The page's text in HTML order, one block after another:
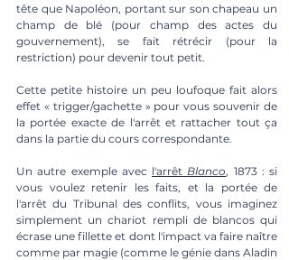
tête que Napoléon, portant sur son chapeau un
champ de blé (pour champ des actes du
gouvernement), se fait rétrécir (pour la
restriction) pour devenir tout petit.
Cette petite histoire un peu loufoque fait alors
effet « trigger/gachette » pour vous souvenir de
la portée exacte de l'arrêt et rattacher tout ça
dans la partie du cours correspondante.
Un autre exemple avec l'arrêt Blanco, 1873 : si
vous voulez retenir les faits, et la portée de
l'arrêt du Tribunal des conflits, vous imaginez
simplement un chariot rempli de blancos qui
écrase une fillette et dont l'impact va faire naître
comme par magie (comme le génie dans Aladin